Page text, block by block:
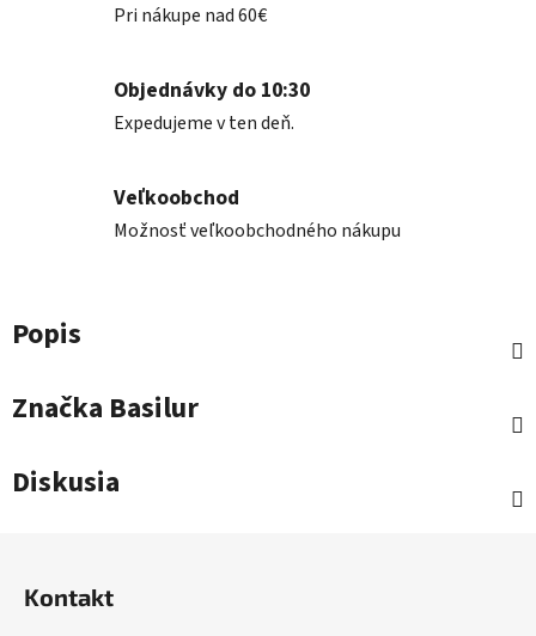
Pri nákupe nad 60€
Objednávky do 10:30
Expedujeme v ten deň.
Veľkoobchod
Možnosť veľkoobchodného nákupu
Popis
Značka Basilur
Diskusia
Kontakt